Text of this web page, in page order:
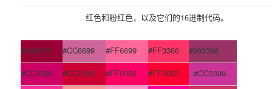
红色和粉红色，以及它们的16进制代码。
#990033 #CC6699 #FF6699 #FF3366
#993366
#CC0066
#CC0033 #FF0066 #FF0033
..#CC3399..